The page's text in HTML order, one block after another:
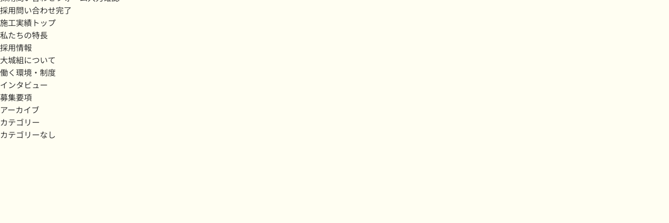
採用問い合わせ完了
施工実績トップ
私たちの特長
採用情報
大城組について
働く環境・制度
インタビュー
募集要項
アーカイブ
カテゴリー
カテゴリーなし